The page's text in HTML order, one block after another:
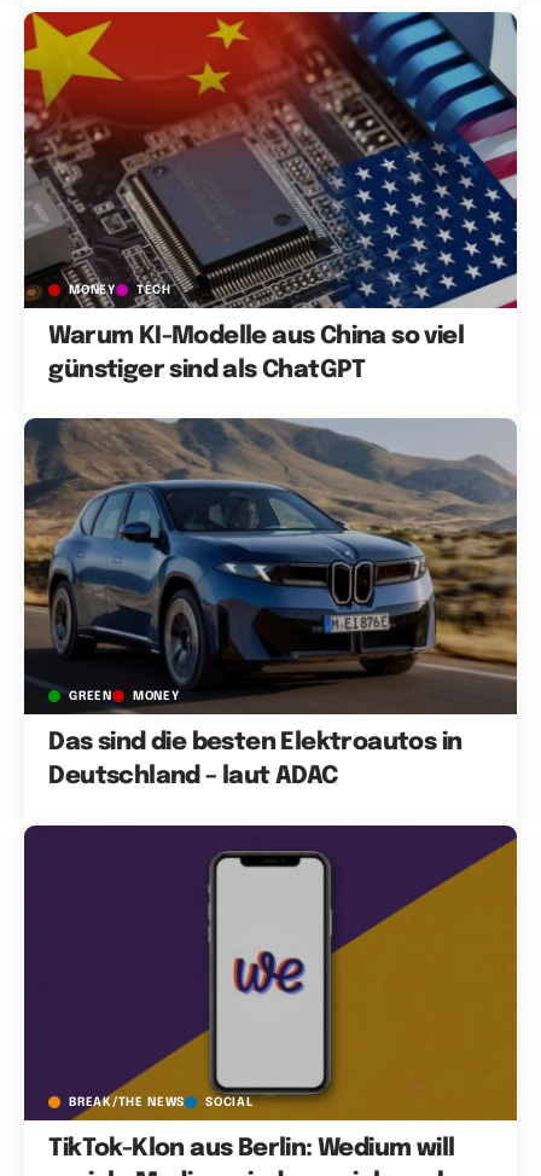
MONEY TECH
Warum KI-Modelle aus China so viel
günstiger sind als ChatGPT
GREEN MONEY
Das sind die besten Elektroautos in
Deutschland – laut ADAC
BREAK/THE NEWS SOCIAL
TikTok-Klon aus Berlin: Wedium will